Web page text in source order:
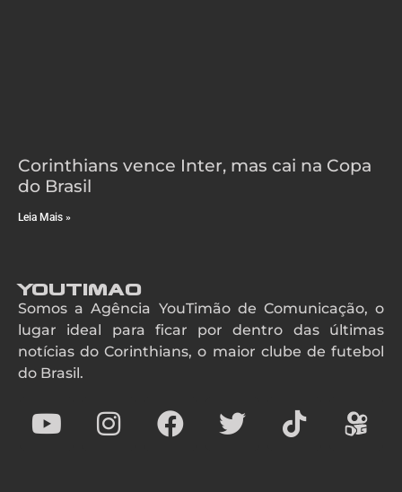
Corinthians vence Inter, mas cai na Copa
do Brasil
Leia Mais »
YouTimao
Somos a Agência YouTimão de Comunicação, o
lugar ideal para ficar por dentro das últimas
notícias do Corinthians, o maior clube de futebol
do Brasil.